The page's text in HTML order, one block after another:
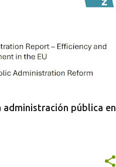
administración pública en